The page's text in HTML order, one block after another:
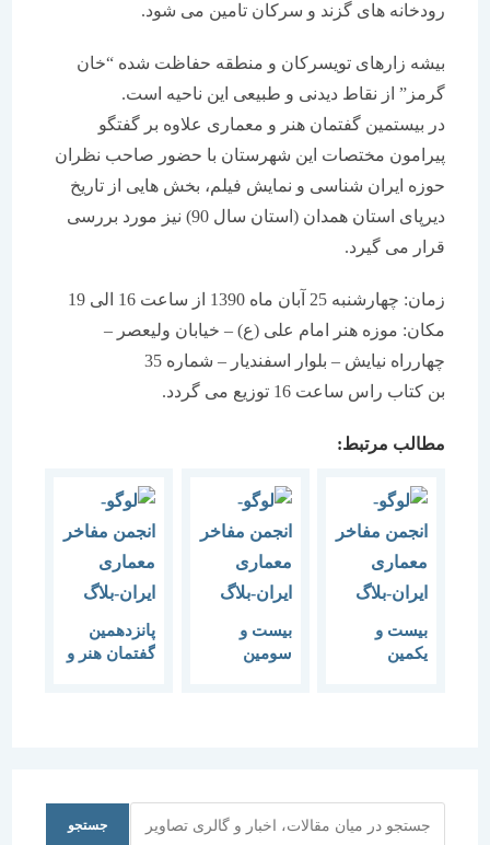
رودخانه های گزند و سرکان تامین می شود.
بیشه زارهای تویسرکان و منطقه حفاظت شده “خان
گرمز” از نقاط دیدنی و طبیعی این ناحیه است.
در بیستمین گفتمان هنر و معماری علاوه بر گفتگو
پیرامون مختصات این شهرستان با حضور صاحب نظران
حوزه ایران شناسی و نمایش فیلم، بخش هایی از تاریخ
دیرپای استان همدان (استان سال 90) نیز مورد بررسی
قرار می گیرد.
زمان: چهارشنبه 25 آبان ماه 1390 از ساعت 16 الی 19
مکان: موزه هنر امام علی (ع) – خیابان ولیعصر –
چهارراه نیایش – بلوار اسفندیار – شماره 35
بن کتاب راس ساعت 16 توزیع می گردد.
مطالب مرتبط:
بیست و
یکمین
بیست و
سومین
پانزدهمین
گفتمان هنر و
جستجو